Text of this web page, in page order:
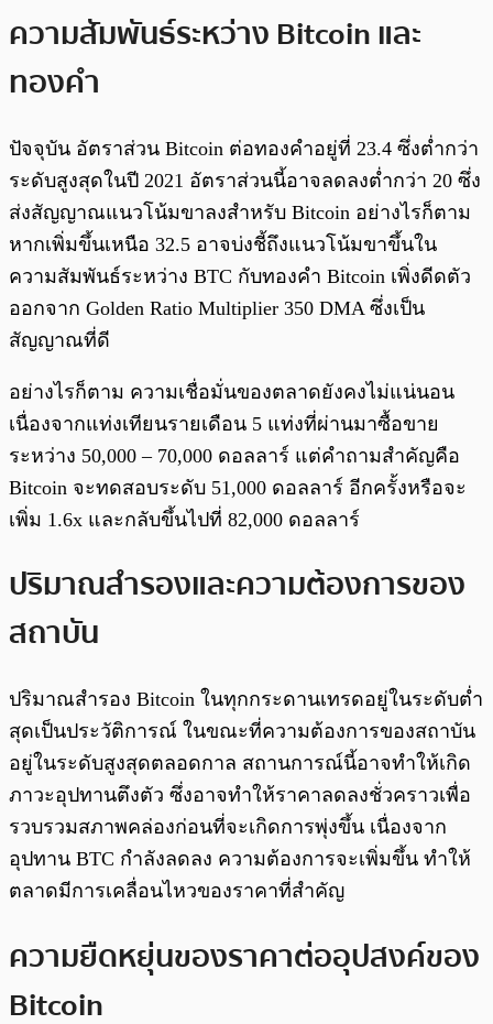
ความสัมพันธ์ระหว่าง Bitcoin และ
ทองคำ
ปัจจุบัน อัตราส่วน Bitcoin ต่อทองคำอยู่ที่ 23.4 ซึ่งต่ำกว่า
ระดับสูงสุดในปี 2021 อัตราส่วนนี้อาจลดลงต่ำกว่า 20 ซึ่ง
ส่งสัญญาณแนวโน้มขาลงสำหรับ Bitcoin อย่างไรก็ตาม
หากเพิ่มขึ้นเหนือ 32.5 อาจบ่งชี้ถึงแนวโน้มขาขึ้นใน
ความสัมพันธ์ระหว่าง BTC กับทองคำ Bitcoin เพิ่งดีดตัว
ออกจาก Golden Ratio Multiplier 350 DMA ซึ่งเป็น
สัญญาณที่ดี
อย่างไรก็ตาม ความเชื่อมั่นของตลาดยังคงไม่แน่นอน
เนื่องจากแท่งเทียนรายเดือน 5 แท่งที่ผ่านมาซื้อขาย
ระหว่าง 50,000 – 70,000 ดอลลาร์ แต่คำถามสำคัญคือ
Bitcoin จะทดสอบระดับ 51,000 ดอลลาร์ อีกครั้งหรือจะ
เพิ่ม 1.6x และกลับขึ้นไปที่ 82,000 ดอลลาร์
ปริมาณสำรองและความต้องการของ
สถาบัน
ปริมาณสำรอง Bitcoin ในทุกกระดานเทรดอยู่ในระดับต่ำ
สุดเป็นประวัติการณ์ ในขณะที่ความต้องการของสถาบัน
อยู่ในระดับสูงสุดตลอดกาล สถานการณ์นี้อาจทำให้เกิด
ภาวะอุปทานตึงตัว ซึ่งอาจทำให้ราคาลดลงชั่วคราวเพื่อ
รวบรวมสภาพคล่องก่อนที่จะเกิดการพุ่งขึ้น เนื่องจาก
อุปทาน BTC กำลังลดลง ความต้องการจะเพิ่มขึ้น ทำให้
ตลาดมีการเคลื่อนไหวของราคาที่สำคัญ
ความยืดหยุ่นของราคาต่ออุปสงค์ของ
Bitcoin